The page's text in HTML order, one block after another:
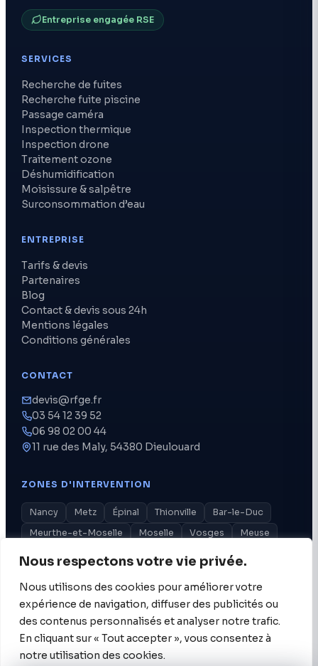
Nous respectons votre vie privée.
Nous utilisons des cookies pour améliorer votre
expérience de navigation, diffuser des publicités ou
des contenus personnalisés et analyser notre trafic.
En cliquant sur « Tout accepter », vous consentez à
notre utilisation des cookies.
Entreprise engagée RSE
SERVICES
Recherche de fuites
Recherche fuite piscine
Passage caméra
Inspection thermique
Inspection drone
Traitement ozone
Déshumidification
Moisissure & salpêtre
Surconsommation d’eau
ENTREPRISE
Tarifs & devis
Partenaires
Blog
Contact & devis sous 24h
Mentions légales
Conditions générales
CONTACT
devis@rfge.fr
03 54 12 39 52
06 98 02 00 44
11 rue des Maly, 54380 Dieulouard
ZONES D'INTERVENTION
Nancy Metz Épinal Thionville
Bar-le-Duc
Meurthe-et-Moselle
Moselle Vosges
Meuse
© 2026 RFGE · Recherche de Fuite Grand Est. Tous droits
réservés.
SIRET 920 390 374 00022 · RCS Nancy · TVA FR77 920 390
374 · Marque déposée